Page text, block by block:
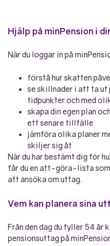
Hjälp på minPension i
När du loggar in på
förstå hur skatten
se skillnader i att ta ut
tidpunkter och med
skapa din egen plan
ett senare tillfälle
jämföra olika planer
skiljer sig åt
När du har bestämt dig för
får du en att-göra-lista
att ansöka om uttag.
Vem kan planera sina
Från den dag du fyller 54 år
pensionsuttag på